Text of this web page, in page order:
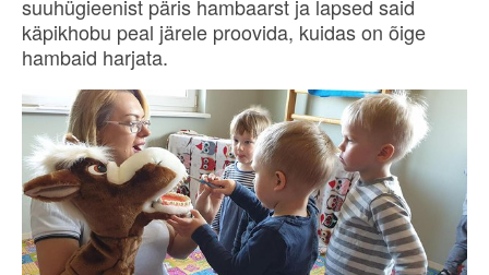
suuhügieenist päris hambaarst ja lapsed said
käpikhobu peal järele proovida, kuidas on õige
hambaid harjata.